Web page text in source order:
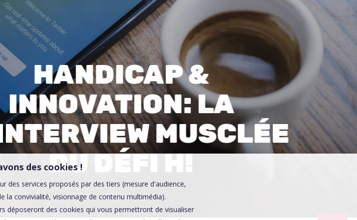
HANDICAP &
INNOVATION: LA
MUSCLÉE
DU DÉFI H!
00:00
des cookies !
des services proposés par des tiers (mesure d'audience,
la convivialité, visionnage de contenu multimédia).
déposeront des cookies qui vous permettront de visualiser